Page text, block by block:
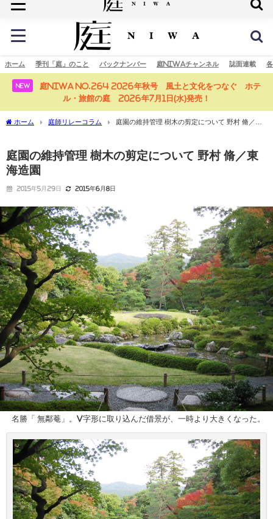
庭の未来へ
ホーム 季刊「庭」のこと バックナンバー 庭NIWAチャンネル 誌面連載
NEW
庭NIWA No.264 2026年秋号 風土と文化をつなぐ ホテ
ル・旅館の庭 2026年7月1日(水)発売！
ホーム 庭師リレーコラム
庭園の維持管理 樹木の剪定について 野村 脩／東
庭園の維持管理 樹木の剪定について 野村 脩／東
海造園
2015年5月29日 2015年6月8日
名勝「 無鄰菴」。V字形に取り込んだ借景が、一時より大きくなった。